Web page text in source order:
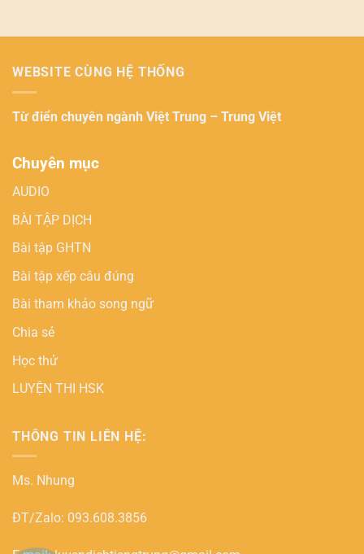
WEBSITE CÙNG HỆ THỐNG
Từ điển chuyên ngành Việt Trung – Trung Việt
Chuyên mục
AUDIO
BÀI TẬP DỊCH
Bài tập GHTN
Bài tập xếp câu đúng
Bài tham khảo song ngữ
Chia sẻ
Học thử
LUYỆN THI HSK
THÔNG TIN LIÊN HỆ:
Ms. Nhung
ĐT/Zalo: 093.608.3856